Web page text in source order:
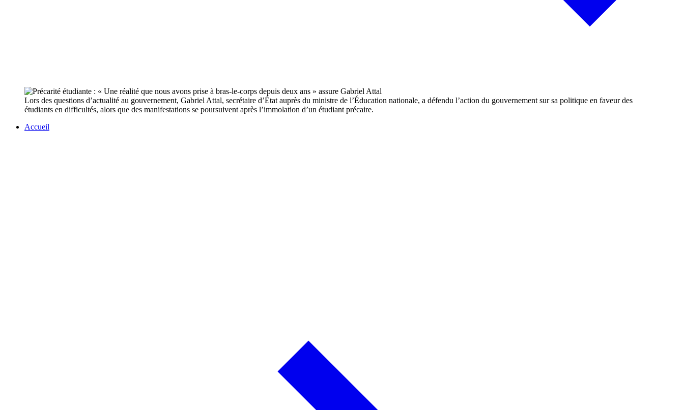
Lors des questions d’actualité au gouvernement, Gabriel Attal, secrétaire d’État auprès du ministre de l’Éducation nationale, a défendu l’action du gouvernement sur sa politique en faveur des
étudiants en difficultés, alors que des manifestations se poursuivent après l’immolation d’un étudiant précaire.
Accueil